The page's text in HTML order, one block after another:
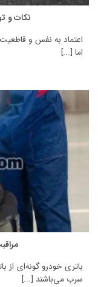
نکات و
اعتماد به نفس و
اما [...]
باتری خودرو گونه‌ای از
سرب می‌باشند [...]